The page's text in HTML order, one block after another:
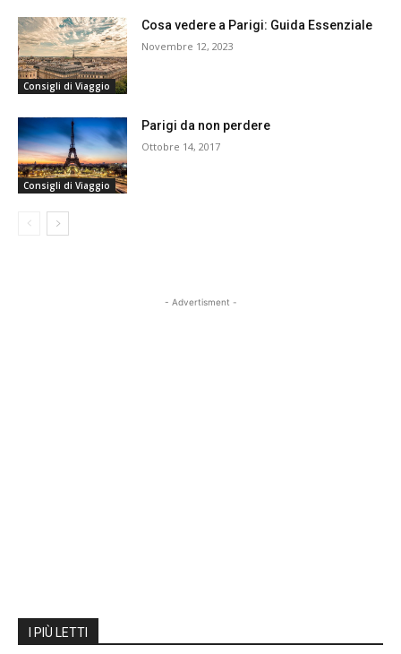
Consigli di Viaggio
Cosa vedere a Parigi: Guida Essenziale
Novembre 12, 2023
Consigli di Viaggio
Parigi da non perdere
Ottobre 14, 2017
- Advertisment -
I PIÙ LETTI